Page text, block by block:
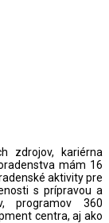
zdrojov, kariérna
mám 16
aktivity pre
s prípravou a
programov 360
centra, aj ako